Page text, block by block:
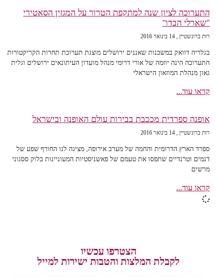
התערוכה לציון שנה למתקפת הטרור על המגזין הסאטירי
"שארלי הבדו"
רות ברונשטיין 14 בינואר 2016
בגלריה דוואק במשכנות שאננים ירושלים מוצגת תערוכת תחרות הקריקטורות
התערוכה הינה יוזמה של אורי דרומי מנהל מועדון העיתונאים ירושלים וגלית
גאון מנהלת המוזאון הישראלי
קראו עוד...
אופנה ספרדית מככבת בבירות עולם האופנה ובישראל
רות ברונשטיין 14 בינואר 2016
ספרד הארץ הדרומית והחמה של מערב אירופה, מציגה לנו החורף שפע של
דגמים וטרנדיים שתפסו את טעמם של פאשניסטיות המעוניינות בלוק ססגוני
מרשים
קראו עוד...
הצטרפו עכשיו
לקבלת המלצות והטבות ישירות למייל